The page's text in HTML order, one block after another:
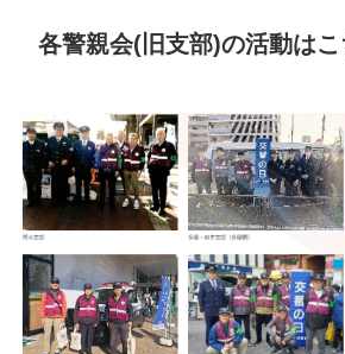
各警親会(旧支部)の活動はこ